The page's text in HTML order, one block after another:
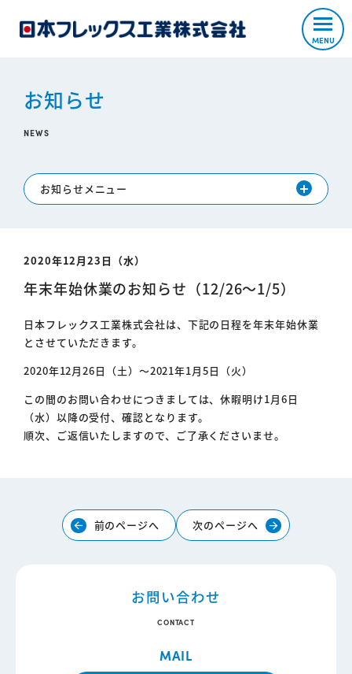
MENU
お知らせ
NEWS
お知らせメニュー
2020年12月23日（水）
年末年始休業のお知らせ（12/26～1/5）
日本フレックス工業株式会社は、下記の日程を年末年始休業
とさせていただきます。
2020年12月26日（土）～2021年1月5日（火）
この間のお問い合わせにつきましては、休暇明け1月6日
（水）以降の受付、確認となります。
順次、ご返信いたしますので、ご了承くださいませ。
arrow_forward 前のページへ 次のページへ arrow_forward
お問い合わせ
CONTACT
MAIL